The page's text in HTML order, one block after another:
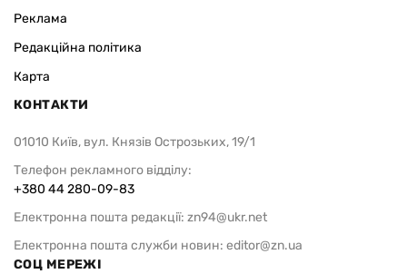
Реклама
Редакційна політика
Карта
КОНТАКТИ
01010 Київ, вул. Князів Острозьких, 19/1
Телефон рекламного відділу:
+380 44 280-09-83
Електронна пошта редакції: zn94@ukr.net
Електронна пошта служби новин: editor@zn.ua
СОЦ МЕРЕЖІ